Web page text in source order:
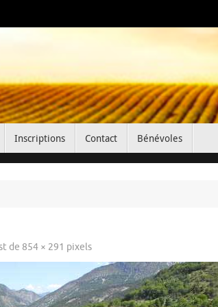
Inscriptions Contact Bénévoles
de 854 × 291 pixels